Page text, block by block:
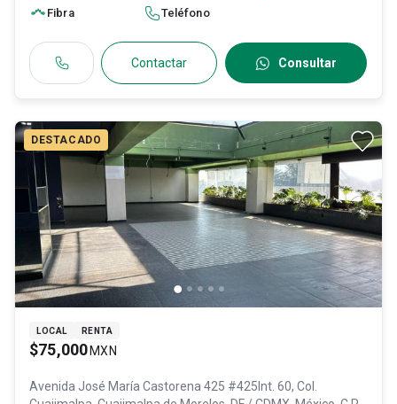
Fibra
Teléfono
Contactar Consultar
DESTACADO
LOCAL RENTA
$75,000 MXN
Avenida José María Castorena 425 #425Int. 60, Col.